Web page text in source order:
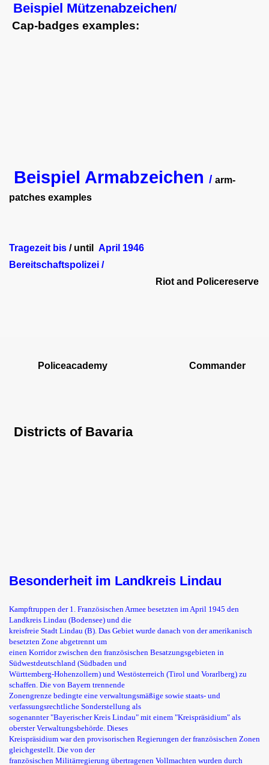
Beispiel Mützenabzeichen/
Cap-badges examples:
Beispiel Armabzeichen / arm-
patches examples
Tragezeit bis / until
April 1946
Bereitschaftspolizei /
Riot and Policereserve
Policeacademy Commander
Districts of Bavaria
Besonderheit im Landkreis Lindau
Kampftruppen der 1. Französischen Armee besetzten im April 1945 den
Landkreis Lindau (Bodensee) und die
kreisfreie Stadt Lindau (B). Das Gebiet wurde danach von der amerikanisch
besetzten Zone abgetrennt um
einen Korridor zwischen den französischen Besatzungsgebieten in
Südwestdeutschland (Südbaden und
Württemberg-Hohenzollern) und Westösterreich (Tirol und Vorarlberg) zu
schaffen. Die von Bayern trennende
Zonengrenze bedingte eine verwaltungsmäßige sowie staats- und
verfassungsrechtliche Sonderstellung als
sogenannter "Bayerischer Kreis Lindau" mit einem "Kreispräsidium" als
oberster Verwaltungsbehörde. Dieses
Kreispräsidium war den provisorischen Regierungen der französischen Zonen
gleichgestellt. Die von der
französischen Militärregierung übertragenen Vollmachten wurden durch